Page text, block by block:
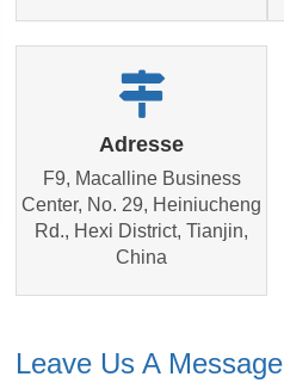
Adresse
F9, Macalline Business
Center, No. 29, Heiniucheng
Rd., Hexi District, Tianjin,
China
Leave Us A Message